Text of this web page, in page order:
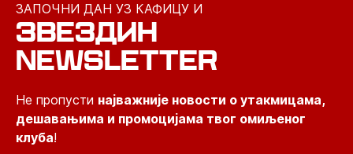
ЗАПОЧНИ ДАН УЗ КАФИЦУ И
ЗВЕЗДИН
NEWSLETTER
Не пропусти најважније новости о утакмицама,
дешавањима и промоцијама твог омиљеног
клуба!